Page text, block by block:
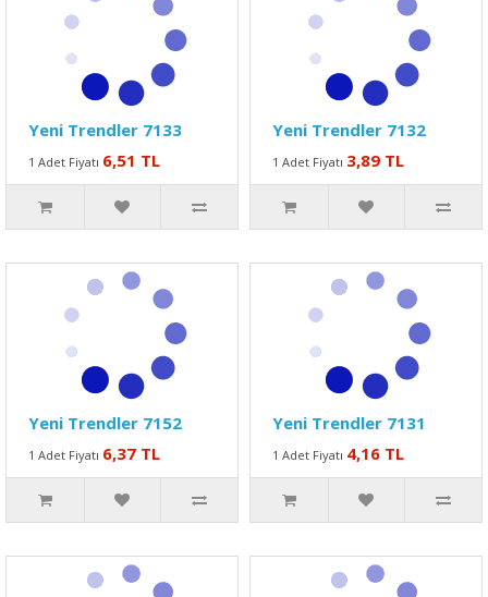
Yeni Trendler 7133
1 Adet Fiyatı 6,51 TL
Yeni Trendler 7132
1 Adet Fiyatı 3,89 TL
Yeni Trendler 7152
1 Adet Fiyatı 6,37 TL
Yeni Trendler 7131
1 Adet Fiyatı 4,16 TL